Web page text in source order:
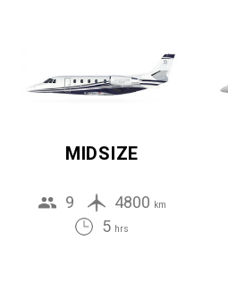
MIDSIZE
9 4800 km
5 hrs